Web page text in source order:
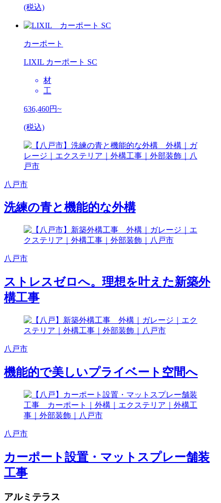
(税込)
カーポート
LIXIL カーポート SC
材
工
636,460円~
(税込)
八戸市
洗練の青と機能的な外構
八戸市
ストレスゼロへ。理想を叶えた新築外
構工事
八戸市
機能的で美しいプライベート空間へ
八戸市
カーポート設置・マットスプレー舗装
工事
アルミテラス